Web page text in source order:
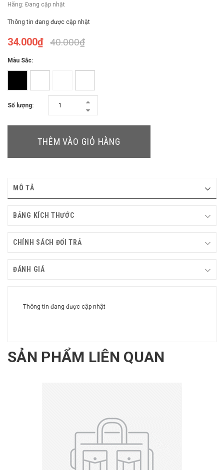
Hãng: Đang cập nhật
Thông tin đang được cập nhật
34.000₫ 40.000₫
Màu Sắc:
Số lượng:
THÊM VÀO GIỎ HÀNG
MÔ TẢ
BẢNG KÍCH THƯỚC
CHÍNH SÁCH ĐỔI TRẢ
ĐÁNH GIÁ
Thông tin đang được cập nhật
SẢN PHẨM LIÊN QUAN